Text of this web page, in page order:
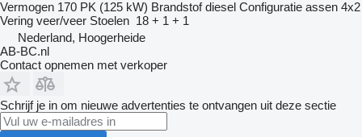
Vermogen 170 PK (125 kW) Brandstof diesel Configuratie assen 4x2
Vering veer/veer Stoelen 18 + 1 + 1
Nederland, Hoogerheide
AB-BC.nl
Contact opnemen met verkoper
Schrijf je in om nieuwe advertenties te ontvangen uit deze sectie